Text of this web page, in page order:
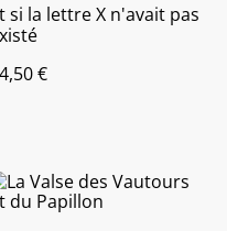
si la lettre X n'avait pas
€